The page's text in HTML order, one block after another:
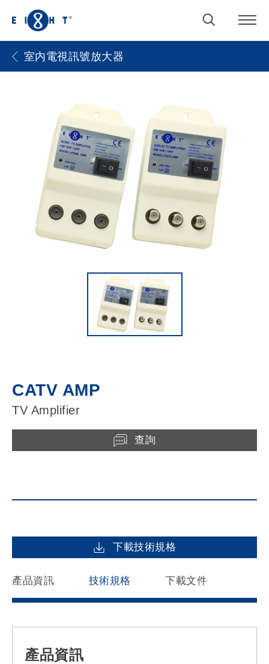
室内電視訊號放大器
CATV AMP
TV Amplifier
查詢
下載技術規格
產品資訊 技術規格 下載文件
產品資訊